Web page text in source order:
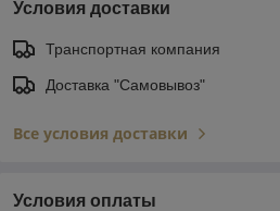
Условия доставки
Транспортная компания
Доставка "Самовывоз"
Все условия доставки
Условия оплаты